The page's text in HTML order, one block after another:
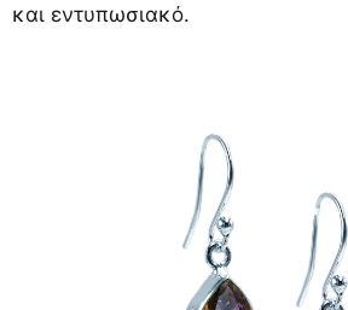
και εντυπωσιακό.